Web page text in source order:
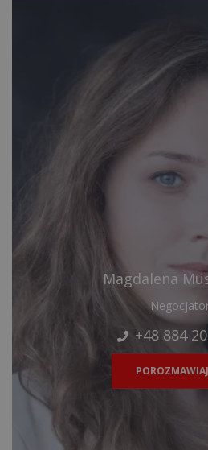
Magdalena
+48 884